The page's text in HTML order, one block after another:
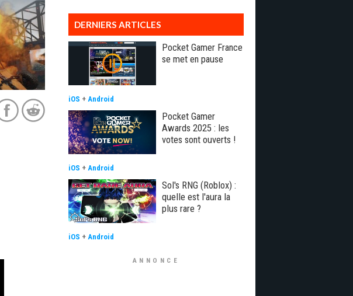
DERNIERS ARTICLES
Pocket Gamer France
se met en pause
iOS + Android
Pocket Gamer
Awards 2025 : les
votes sont ouverts !
iOS + Android
Sol's RNG (Roblox) :
quelle est l'aura la
plus rare ?
iOS + Android
ANNONCE